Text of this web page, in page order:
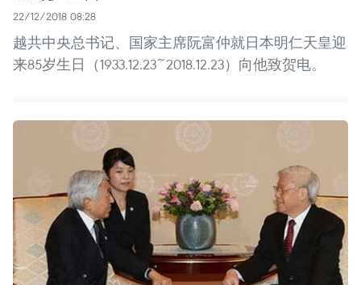
22/12/2018 08:28
越共中央总书记、国家主席阮富仲就日本明仁天皇迎
来85岁生日（1933.12.23~2018.12.23）向他致贺电。